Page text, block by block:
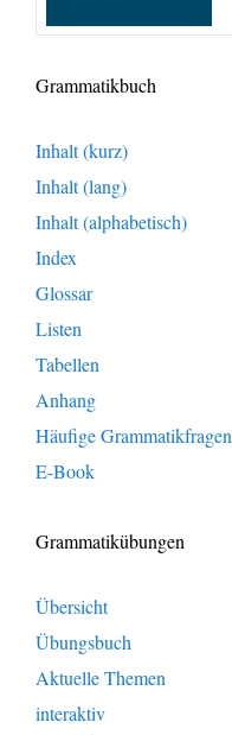
Grammatikbuch
Inhalt (kurz)
Inhalt (lang)
Inhalt (alphabetisch)
Index
Glossar
Listen
Tabellen
Anhang
Häufige Grammatikfragen
E-Book
Grammatikübungen
Übersicht
Übungsbuch
Aktuelle Themen
interaktiv